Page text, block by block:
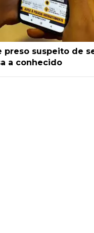
preso suspeito de
a conhecido